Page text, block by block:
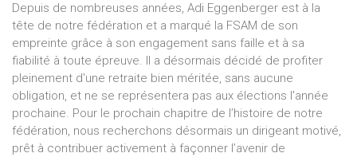
Depuis de nombreuses années, Adi Eggenberger est à la
tête de notre fédération et a marqué la FSAM de son
empreinte grâce à son engagement sans faille et à sa
fiabilité à toute épreuve. Il a désormais décidé de profiter
pleinement d'une retraite bien méritée, sans aucune
obligation, et ne se représentera pas aux élections l'année
prochaine. Pour le prochain chapitre de l’histoire de notre
fédération, nous recherchons désormais un dirigeant motivé,
prêt à contribuer activement à façonner l’avenir de